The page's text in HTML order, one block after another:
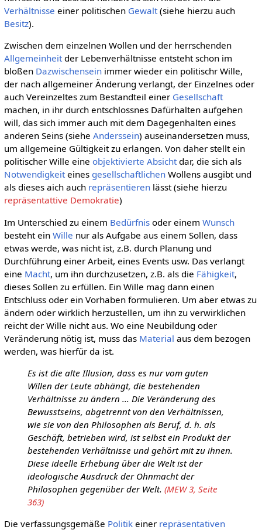
Verhältnisse einer politischen Gewalt(siehe hierzu auch
Besitz).
Zwischen dem einzelnen Wollen und der herrschenden
Allgemeinheitder Lebenverhältnisse entsteht schon im
bloßen Dazwischenseinimmer wieder ein politischr Wille,
der nach allgemeiner Änderung verlangt, der Einzelnes oder
auch Vereinzeltes zum Bestandteil einer Gesellschaft
machen, in ihr durch entschlossnes Dafürhalten aufgehen
will, das sich immer auch mit dem Dagegenhalten eines
anderen Seins (siehe Anderssein) auseinandersetzen muss,
um allgemeine Gültigkeit zu erlangen. Von daher stellt ein
politischer Wille eine objektivierte Absichtdar, die sich als
Notwendigkeiteines gesellschaftlichenWollens ausgibt und
als dieses aich auch repräsentierenlässt (siehe hierzu
repräsentattive Demokratie)
Im Unterschied zu einem Bedürfnisoder einem Wunsch
besteht ein Wille nur als Aufgabe aus einem Sollen, dass
etwas werde, was nicht ist, z.B. durch Planung und
Durchführung einer Arbeit, eines Events usw. Das verlangt
eine Macht, um ihn durchzusetzen, z.B. als die Fähigkeit,
dieses Sollen zu erfüllen. Ein Wille mag dann einen
Entschluss oder ein Vorhaben formulieren. Um aber etwas zu
ändern oder wirklich herzustellen, um ihn zu verwirklichen
reicht der Wille nicht aus. Wo eine Neubildung oder
Veränderung nötig ist, muss das Material aus dem bezogen
werden, was hierfür da ist.
Es ist die alte Illusion, dass es nur vom guten
Willen der Leute abhängt, die bestehenden
Verhältnisse zu ändern ... Die Veränderung des
Bewusstseins, abgetrennt von den Verhältnissen,
wie sie von den Philosophen als Beruf, d. h. als
Geschäft, betrieben wird, ist selbst ein Produkt der
bestehenden Verhältnisse und gehört mit zu ihnen.
Diese ideelle Erhebung über die Welt ist der
ideologische Ausdruck der Ohnmacht der
Philosophen gegenüber der Welt. (MEW 3, Seite
363)
Die verfassungsgemäße Politikeiner repräsentativen